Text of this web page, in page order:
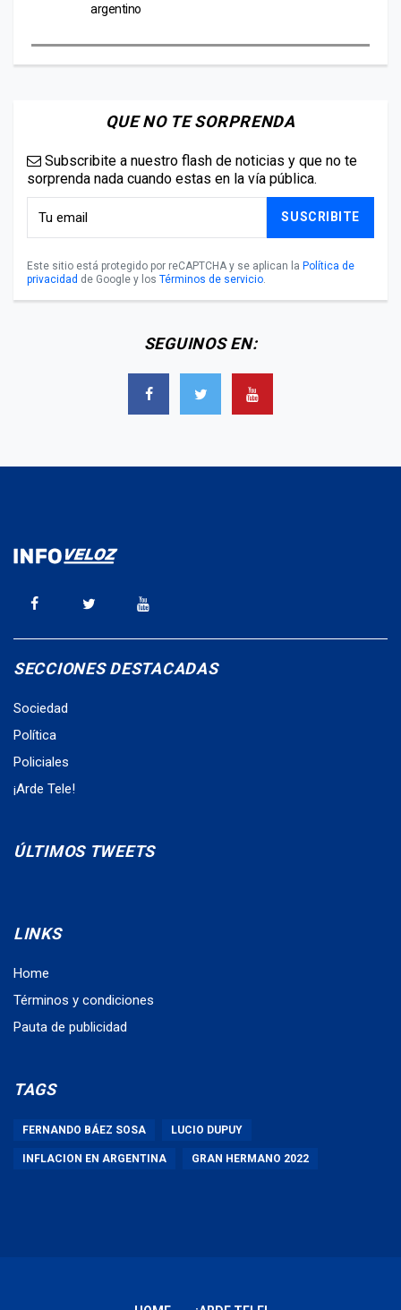
argentino
QUE NO TE SORPRENDA
Subscribite a nuestro flash de noticias y que no te
sorprenda nada cuando estas en la vía pública.
SUSCRIBITE
Este sitio está protegido por reCAPTCHA y se aplican la Política de
privacidad de Google y los Términos de servicio.
SEGUINOS EN:
SECCIONES DESTACADAS
Sociedad
Política
Policiales
¡Arde Tele!
ÚLTIMOS TWEETS
LINKS
Home
Términos y condiciones
Pauta de publicidad
TAGS
FERNANDO BÁEZ SOSA LUCIO DUPUY
INFLACION EN ARGENTINA GRAN HERMANO 2022